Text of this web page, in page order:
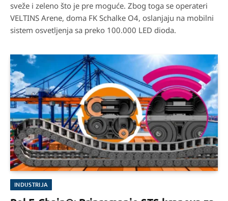
sveže i zeleno što je pre moguće. Zbog toga se operateri
VELTINS Arene, doma FK Schalke O4, oslanjaju na mobilni
sistem osvetljenja sa preko 100.000 LED dioda.
INDUSTRIJA